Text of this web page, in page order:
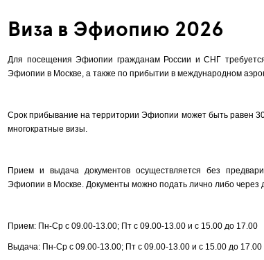
Виза в Эфиопию 2026
Для посещения Эфиопии гражданам России и СНГ
Эфиопии в Москве, а также по прибытии в международном
Срок прибывание на территории Эфиопии может быть равен
многократные визы.
Прием и выдача документов осуществляется без
Эфиопии в Москве. Документы можно подать лично либо через
Прием: Пн-Ср с 09.00-13.00; Пт с 09.00-13.00 и с 15.00 до 17.00
Выдача: Пн-Ср с 09.00-13.00; Пт с 09.00-13.00 и с 15.00 до 17.00